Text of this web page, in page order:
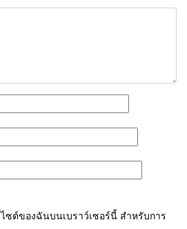
ซต์ของฉันบนเบราว์เซอร์นี้ สำหรับการ